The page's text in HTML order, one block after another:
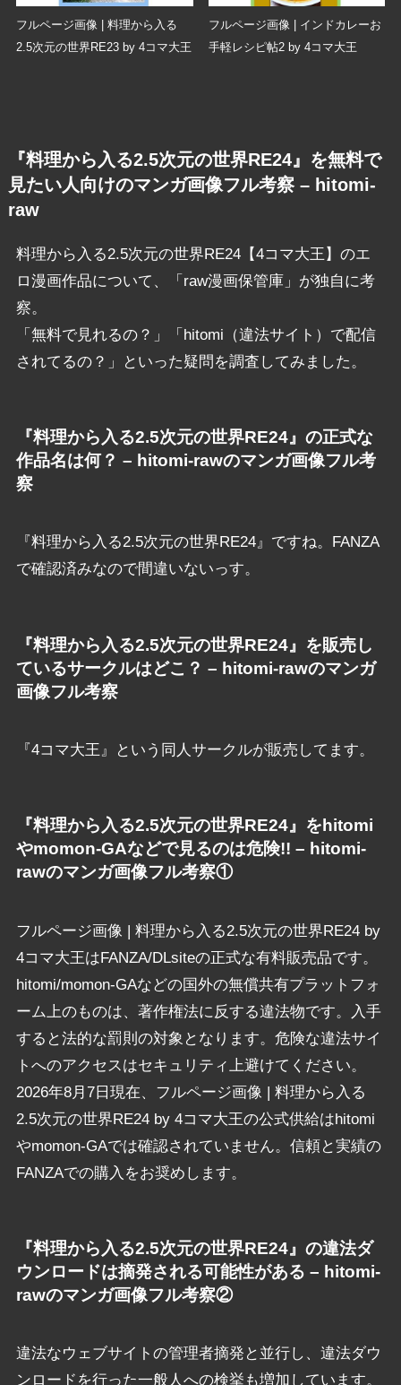
フルページ画像 | 料理から入る
2.5次元の世界RE23 by 4コマ大王
フルページ画像 | インドカレーお
手軽レシピ帖2 by 4コマ大王
『料理から入る2.5次元の世界RE24』を無料で
見たい人向けのマンガ画像フル考察 – hitomi-
raw
料理から入る2.5次元の世界RE24【4コマ大王】のエ
ロ漫画作品について、「raw漫画保管庫」が独自に考
察。
「無料で見れるの？」「hitomi（違法サイト）で配信
されてるの？」といった疑問を調査してみました。
『料理から入る2.5次元の世界RE24』の正式な
作品名は何？ – hitomi-rawのマンガ画像フル考
察
『料理から入る2.5次元の世界RE24』ですね。FANZA
で確認済みなので間違いないっす。
『料理から入る2.5次元の世界RE24』を販売し
ているサークルはどこ？ – hitomi-rawのマンガ
画像フル考察
『4コマ大王』という同人サークルが販売してます。
『料理から入る2.5次元の世界RE24』をhitomi
やmomon-GAなどで見るのは危険!! – hitomi-
rawのマンガ画像フル考察①
フルページ画像 | 料理から入る2.5次元の世界RE24 by
4コマ大王はFANZA/DLsiteの正式な有料販売品です。
hitomi/momon-GAなどの国外の無償共有プラットフォ
ーム上のものは、著作権法に反する違法物です。入手
すると法的な罰則の対象となります。危険な違法サイ
トへのアクセスはセキュリティ上避けてください。
2026年8月7日現在、フルページ画像 | 料理から入る
2.5次元の世界RE24 by 4コマ大王の公式供給はhitomi
やmomon-GAでは確認されていません。信頼と実績の
FANZAでの購入をお奨めします。
『料理から入る2.5次元の世界RE24』の違法ダ
ウンロードは摘発される可能性がある – hitomi-
rawのマンガ画像フル考察②
違法なウェブサイトの管理者摘発と並行し、違法ダウ
ンロードを行った一般人への検挙も増加しています。